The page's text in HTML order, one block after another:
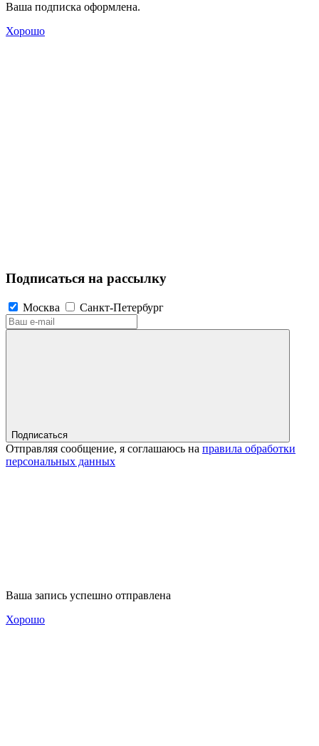
Ваша подписка оформлена.
Хорошо
Подписаться на рассылку
Москва Санкт-Петербург
Подписаться
Отправляя сообщение, я соглашаюсь на правила обработки
персональных данных
Ваша запись успешно отправлена
Хорошо